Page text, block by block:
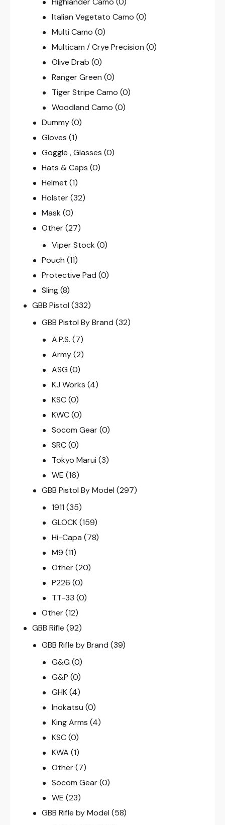
Italian Vegetato Camo (0)
Multi Camo (0)
Multicam / Crye Precision (0)
Olive Drab (0)
Ranger Green (0)
Tiger Stripe Camo (0)
Woodland Camo (0)
Dummy (0)
Gloves (1)
Goggle , Glasses (0)
Hats & Caps (0)
Helmet (1)
Holster (32)
Mask (0)
Other (27)
Viper Stock (0)
Pouch (11)
Protective Pad (0)
Sling (8)
GBB Pistol (332)
GBB Pistol By Brand (32)
A.P.S. (7)
Army (2)
ASG (0)
KJ Works (4)
KSC (0)
KWC (0)
Socom Gear (0)
SRC (0)
Tokyo Marui (3)
WE (16)
GBB Pistol By Model (297)
1911 (35)
GLOCK (159)
Hi-Capa (78)
M9 (11)
Other (20)
P226 (0)
TT-33 (0)
Other (12)
GBB Rifle (92)
GBB Rifle by Brand (39)
G&G (0)
G&P (0)
GHK (4)
Inokatsu (0)
King Arms (4)
KSC (0)
KWA (1)
Other (7)
Socom Gear (0)
WE (23)
GBB Rifle by Model (58)